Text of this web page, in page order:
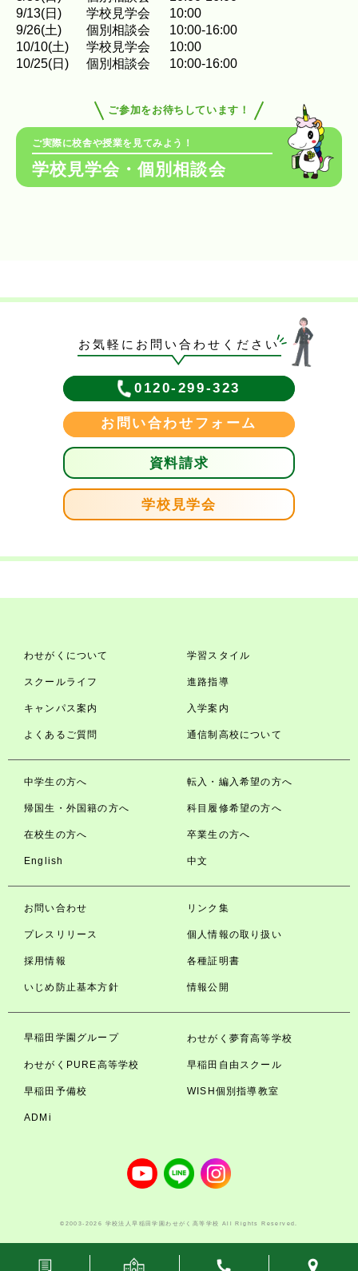
9/13(日) 学校見学会
10:00
9/26(土) 個別相談会
10:00-16:00
10/10(土) 学校見学会
10:00
10/25(日) 個別相談会 10:00-16:00
ご参加をお待ちしています！
ご実際に校舎や授業を見てみよう！
学校見学会・個別相談会
お気軽にお問い合わせください
0120-299-323
お問い合わせフォーム
資料請求
学校見学会
わせがくについて 学習スタイル
スクールライフ 進路指導
キャンパス案内 入学案内
よくあるご質問 通信制高校について
中学生の方へ 転入・編入希望の方へ
帰国生・外国籍の方へ 科目履修希望の方へ
在校生の方へ 卒業生の方へ
English 中文
お問い合わせ リンク集
プレスリリース 個人情報の取り扱い
採用情報 各種証明書
いじめ防止基本方針 情報公開
早稲田学園グループ わせがく夢育高等学校
わせがくPURE高等学校 早稲田自由スクール
早稲田予備校 WISH個別指導教室
ADMi
©2003-2026 学校法人早稲田学園わせがく高等学校 All Rights Reserved.